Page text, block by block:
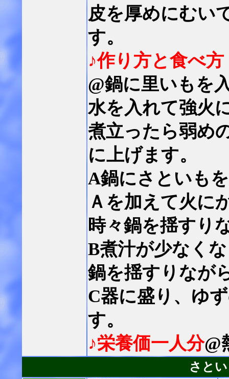
皮を厚めにむい
す。
♪作り方と食べ方
@鍋に里いもを
水を入れて強火
煮立ったら弱め
に上げます。
A鍋にさといも
Ａを加えて火に
時々鍋を揺すり
B煮汁が少なく
鍋を揺すりなが
C器に盛り、ゆ
す。
♪栄養価一人分@
さと